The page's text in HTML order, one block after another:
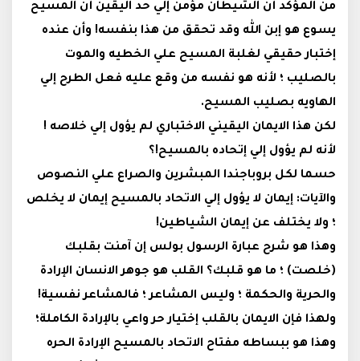
من المؤكد أن الشيطان مؤمن إلي حد اليقين أن المسيح
يسوع هو إبن الله وقد تحقق من هذا بنفسه! وأن عنده
إختبار حقيقي لغلبة المسيح علي الخطيه والموت
بالصليب ؛ لأنه هو نفسه من وقع عليه فعل الطرح إلي
الهاويه بصليب المسيح.
لكن هذا الايمان اليقيني الاختباري لم يؤول إلي خلاصه !
لأنه لم يؤول إلي إتحاده بالمسيح!؟
حسما لكل بروباجندا المبشرين والصراع علي النصوص
والآيات: إيمان لا يؤول إلي الاتحاد بالمسيح إيمان لا يخلص
؛ ولا يختلف عن إيمان الشياطين!
وهذا هو شرح عبارة الرسول بولس إن آمنت بقلبك
(خلصت) ؛ ما هو قلبك؟ القلب هو جوهر الانسان الإرادة
والحرية والحكمة ؛ وليس المشاعر ؛ فالمشاعر نفسية!
ولهذا فإن الايمان بالقلب إختيار حر واعي بالإرادة الكاملة؛
وهذا هو ببساطه مفتاح الاتحاد بالمسيح الإرادة الحره